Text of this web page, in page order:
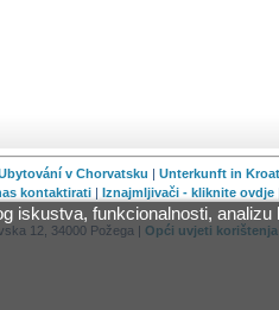
v Chorvatsku |Unterkunft in
kontaktirati |Iznajmljivači - kliknite ovdje
12, 34000 Požega | Opći uvjeti korištenja
funkcionalnosti,